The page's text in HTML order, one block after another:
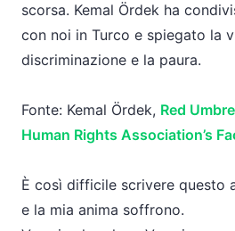
scorsa. Kemal Ördek ha
con noi in Turco e spiegato la
discriminazione e la paura.
Fonte: Kemal Ördek, Red
Human Rights Association’s
È così difficile scrivere questo
e la mia anima soffrono.